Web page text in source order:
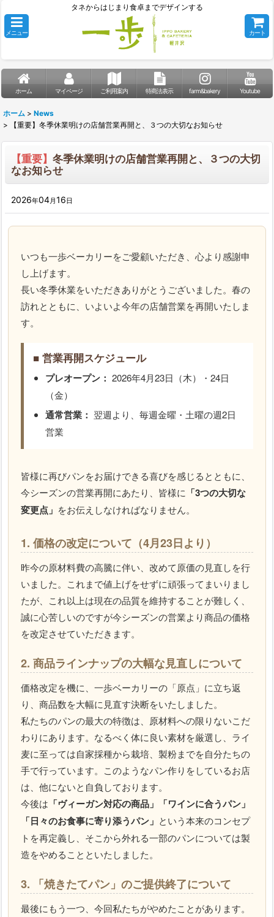
タネからはじまり食卓までデザインする
メニュー カート
ホーム マイページ ご利用案内 特商法表示 farm&bakery Youtube
ホーム > News
>
【重要】冬季休業明けの店舗営業再開と、３つの大切なお知らせ
【重要】 冬季休業明けの店舗営業再開と、３つの大切
なお知らせ
2026年04月16日
いつも一歩ベーカリーをご愛顧いただき、心より感謝申
し上げます。
長い冬季休業をいただきありがとうございました。春の
訪れとともに、いよいよ今年の店舗営業を再開いたしま
す。
■ 営業再開スケジュール
プレオープン： 2026年4月23日（木）・24日
（金）
通常営業： 翌週より、毎週金曜・土曜の週2日
営業
皆様に再びパンをお届けできる喜びを感じるとともに、
今シーズンの営業再開にあたり、皆様に 「3つの大切な
変更点」 をお伝えしなければなりません。
1. 価格の改定について（4月23日より）
昨今の原材料費の高騰に伴い、改めて原価の見直しを行
いました。これまで値上げをせずに頑張ってまいりまし
たが、これ以上は現在の品質を維持することが難しく、
誠に心苦しいのですが今シーズンの営業より商品の価格
を改定させていただきます。
2. 商品ラインナップの大幅な見直しについて
価格改定を機に、一歩ベーカリーの「原点」に立ち返
り、商品数を大幅に見直す決断をいたしました。
私たちのパンの最大の特徴は、原材料への限りないこだ
わりにあります。なるべく体に良い素材を厳選し、ライ
麦に至っては自家採種から栽培、製粉までを自分たちの
手で行っています。このようなパン作りをしているお店
は、他にないと自負しております。
今後は 「ヴィーガン対応の商品」「ワインに合うパン」
「日々のお食事に寄り添うパン」 という本来のコンセプ
トを再定義し、そこから外れる一部のパンについては製
造をやめることといたしました。
3. 「焼きたてパン」のご提供終了について
最後にもう一つ、今回私たちがやめたことがあります。